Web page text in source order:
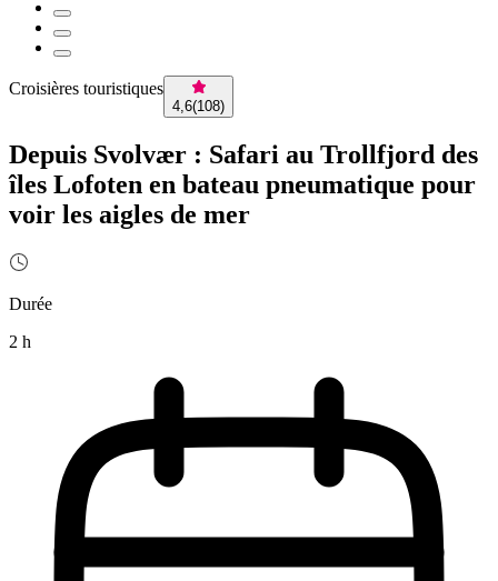
Croisières touristiques
4,6(108)
Depuis Svolvær : Safari au Trollfjord des
îles Lofoten en bateau pneumatique pour
voir les aigles de mer
Durée
2 h